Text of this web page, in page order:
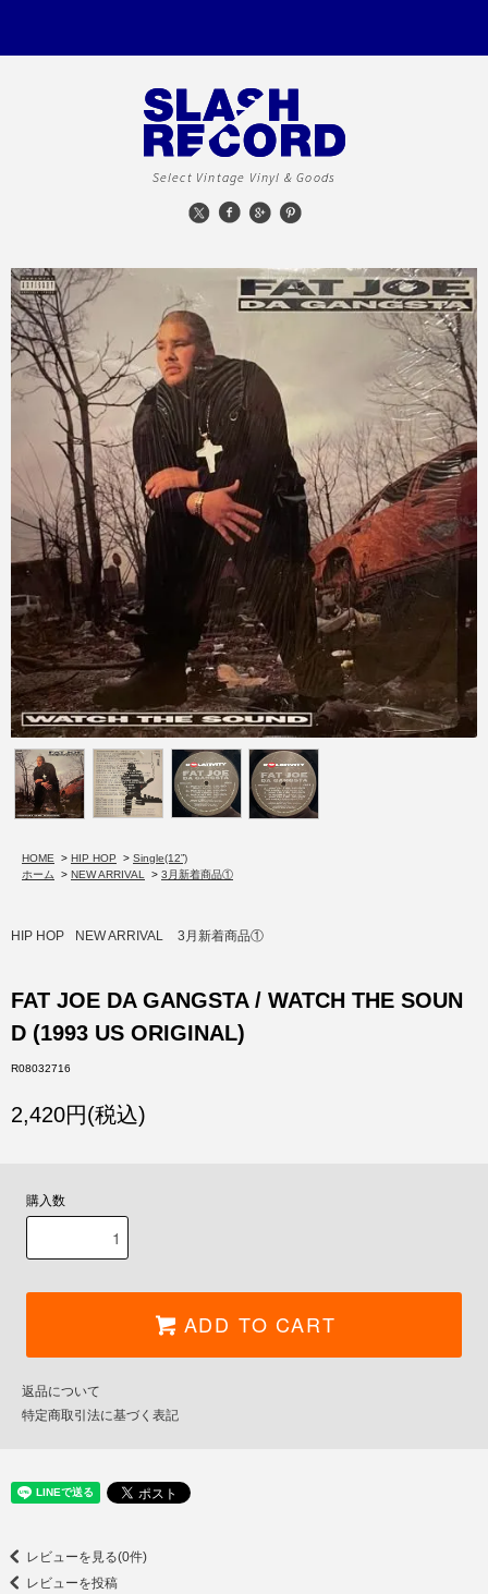
Select Vintage Vinyl & Goods
HOME > HIP HOP > Single(12”)
ホーム
> NEW ARRIVAL > 3月新着商品①
HIP HOP NEW ARRIVAL 3月新着商品①
FAT JOE DA GANGSTA / WATCH THE SOUN
D (1993 US ORIGINAL)
R08032716
2,420円(税込)
購入数
ADD TO CART
返品について
特定商取引法に基づく表記
レビューを見る(0件)
レビューを投稿